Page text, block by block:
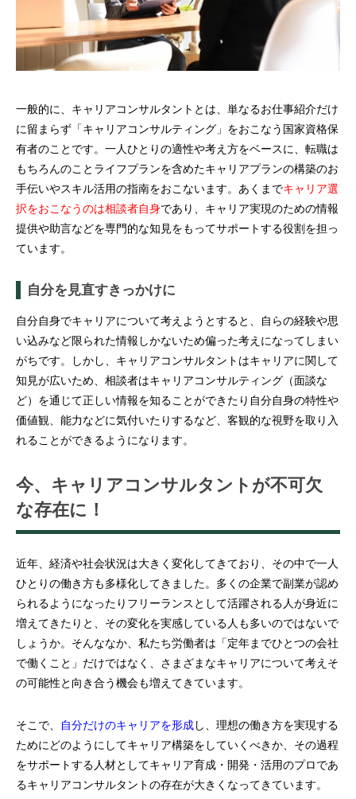
一般的に、キャリアコンサルタントとは、単なるお仕事紹介だけ
に留まらず「キャリアコンサルティング」をおこなう国家資格保
有者のことです。一人ひとりの適性や考え方をベースに、転職は
もちろんのことライフプランを含めたキャリアプランの構築のお
手伝いやスキル活用の指南をおこないます。あくまでキャリア選
択をおこなうのは相談者自身であり、キャリア実現のための情報
提供や助言などを専門的な知見をもってサポートする役割を担っ
ています。
自分を見直すきっかけに
自分自身でキャリアについて考えようとすると、自らの経験や思
い込みなど限られた情報しかないため偏った考えになってしまい
がちです。しかし、キャリアコンサルタントはキャリアに関して
知見が広いため、相談者はキャリアコンサルティング（面談な
ど）を通じて正しい情報を知ることができたり自分自身の特性や
価値観、能力などに気付いたりするなど、客観的な視野を取り入
れることができるようになります。
今、キャリアコンサルタントが不可欠
な存在に！
近年、経済や社会状況は大きく変化してきており、その中で一人
ひとりの働き方も多様化してきました。多くの企業で副業が認め
られるようになったりフリーランスとして活躍される人が身近に
増えてきたりと、その変化を実感している人も多いのではないで
しょうか。そんななか、私たち労働者は「定年までひとつの会社
で働くこと」だけではなく、さまざまなキャリアについて考えそ
の可能性と向き合う機会も増えてきています。
そこで、 自分だけのキャリアを形成し、理想の働き方を実現する
ためにどのようにしてキャリア構築をしていくべきか、その過程
をサポートする人材としてキャリア育成・開発・活用のプロであ
るキャリアコンサルタントの存在が大きくなってきています。